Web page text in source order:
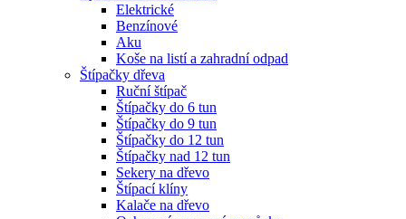
Elektrické
Benzínové
Aku
Koše na listí a zahradní odpad
Štípačky dřeva
Ruční štípač
Štípačky do 6 tun
Štípačky do 9 tun
Štípačky do 12 tun
Štípačky nad 12 tun
Sekery na dřevo
Štípací klíny
Kalače na dřevo